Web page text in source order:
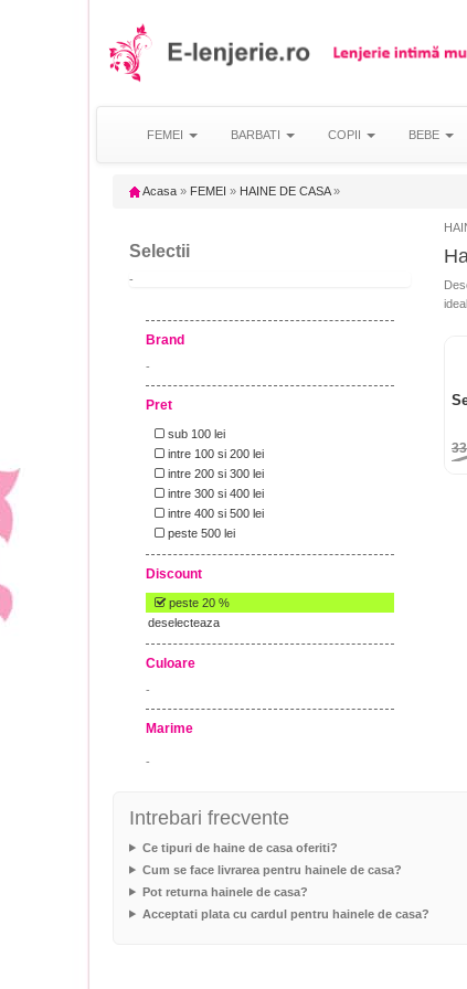
FEMEI BARBATI COPII BEBE
Acasa » FEMEI » HAINE DE CASA »
Selectii
-
Brand
-
Pret
sub 100 lei
intre 100 si 200 lei
intre 200 si 300 lei
intre 300 si 400 lei
intre 400 si 500 lei
peste 500 lei
Discount
peste 20 %
deselecteaza
Culoare
-
Marime
-
Intrebari frecvente
Ce tipuri de haine de casa oferiti?
Cum se face livrarea pentru hainele de casa?
Pot returna hainele de casa?
Acceptati plata cu cardul pentru hainele de casa?